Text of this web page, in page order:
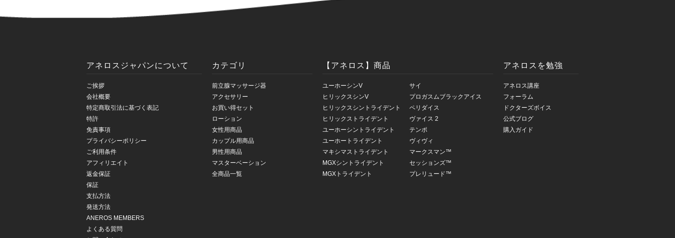
アネロスジャパンについて
ご挨拶
会社概要
特定商取引法に基づく表記
特許
免責事項
プライバシーポリシー
ご利用条件
アフィリエイト
返金保証
保証
支払方法
発送方法
ANEROS MEMBERS
よくある質問
カテゴリ
前立腺マッサージ器
アクセサリー
お買い得セット
ローション
女性用商品
カップル用商品
男性用商品
マスターベーション
全商品一覧
【アネロス】商品
ユーホーシンV
ヒリックスシンV
ヒリックスシントライデント
ヒリックストライデント
ユーホーシントライデント
ユーホートライデント
マキシマストライデント
MGXシントライデント
MGXトライデント
サイ
プロガスムブラックアイス
ペリダイス
ヴァイス 2
テンポ
ヴィヴィ
マークスマン™
セッションズ™
プレリュード™
アネロスを勉強
アネロス講座
フォーラム
ドクターズボイス
公式ブログ
購入ガイド